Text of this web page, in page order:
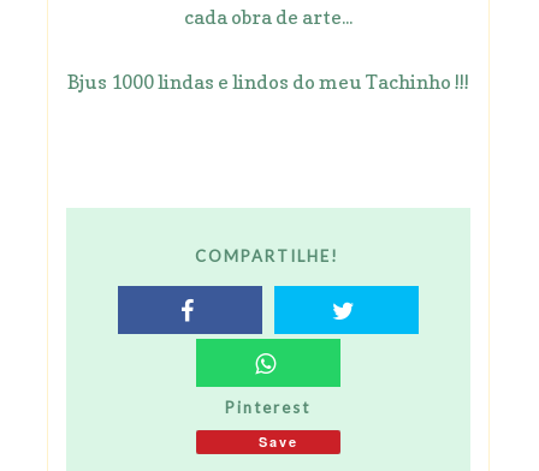
cada obra de arte...
Bjus 1000 lindas e lindos do meu Tachinho !!!
COMPARTILHE!
Pinterest
Save